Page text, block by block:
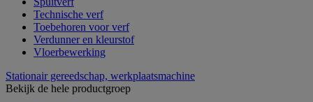
Technische verf
Toebehoren voor verf
Verdunner en kleurstof
Vloerbewerking
Stationair gereedschap, werkplaatsmachine
Bekijk de hele productgroep